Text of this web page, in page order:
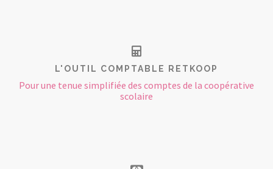
L'OUTIL COMPTABLE RETKOOP
Pour une tenue simplifiée des comptes de la coopérative
scolaire